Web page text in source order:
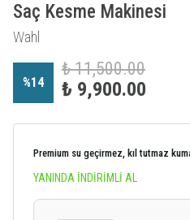
Wahl
Saç Kesme Makinesi
%14
₺ 11,500.00
₺ 9,900.00
Premium su geçirmez, kıl tutmaz
YANINDA İNDİRİMLİ AL